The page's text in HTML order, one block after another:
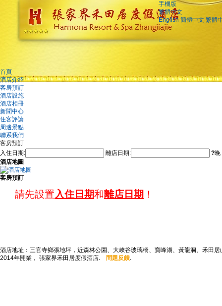
手機版
繁體中文
English 簡體中文 繁體
首頁
酒店介紹
客房預訂
酒店設施
酒店相冊
新聞中心
住客評論
周邊景點
聯系我們
客房預訂
入住日期:
離店日期: ?晚
酒店地圖
客房預訂
請先設置入住日期和離店日期 ！
酒店地址：三官寺鄉張地坪，近森林公園、大峽谷玻璃橋、寶峰湖、黃龍洞、禾田居
2014年開業， 張家界禾田居度假酒店.
問題反饋.